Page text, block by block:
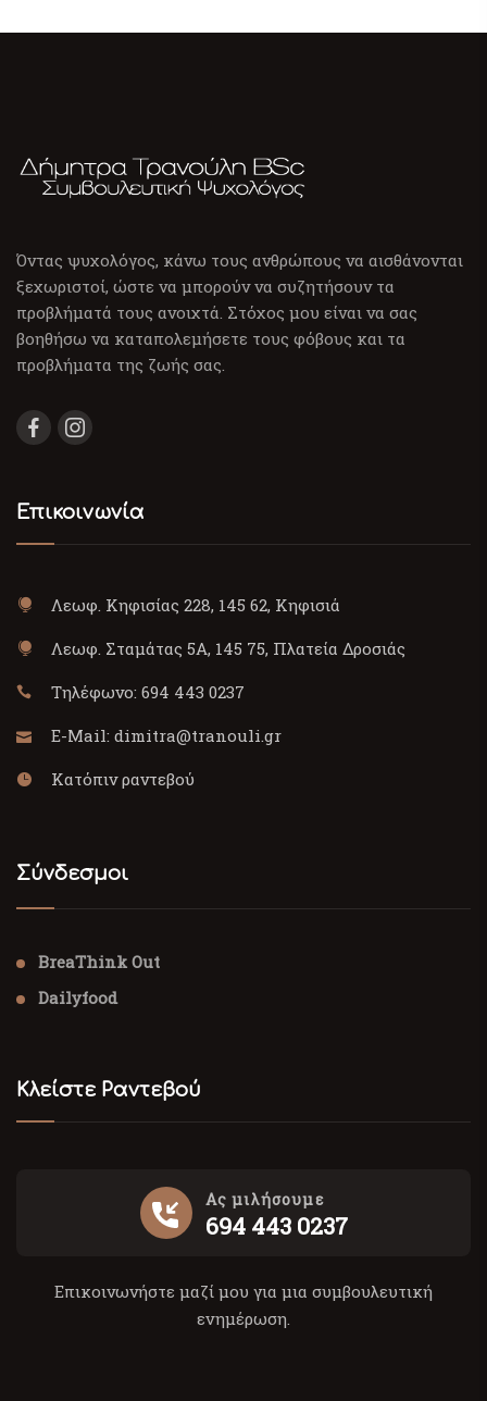
Όντας ψυχολόγος, κάνω τους ανθρώπους να αισθάνονται
ξεχωριστοί, ώστε να μπορούν να συζητήσουν τα
προβλήματά τους ανοιχτά. Στόχος μου είναι να σας
βοηθήσω να καταπολεμήσετε τους φόβους και τα
προβλήματα της ζωής σας.
Επικοινωνία
Λεωφ. Κηφισίας 228, 145 62, Κηφισιά
Λεωφ. Σταμάτας 5Α, 145 75, Πλατεία Δροσιάς
Τηλέφωνο: 694 443 0237
E-Mail: dimitra@tranouli.gr
Κατόπιν ραντεβού
Σύνδεσμοι
BreaThink Out
Dailyfood
Κλείστε Ραντεβού
Ας μιλήσουμε
694 443 0237
Επικοινωνήστε μαζί μου για μια συμβουλευτική
ενημέρωση.